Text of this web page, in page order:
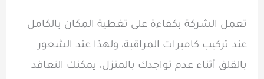
تعمل الشركة بكفاءة على تغطية المكان بالكامل
عند تركيب كاميرات المراقبة، ولهذا عند الشعور
بالقلق أثناء عدم تواجدك بالمنزل، يمكنك التعاقد